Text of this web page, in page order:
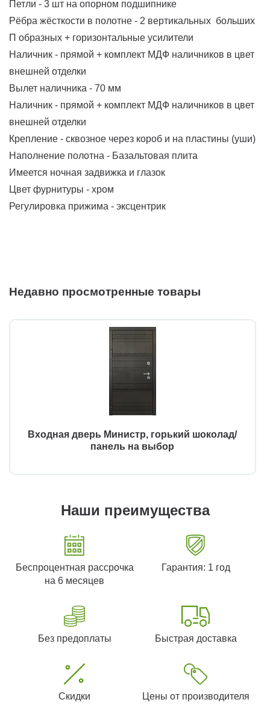
Петли - 3 шт на опорном подшипнике
Рёбра жёсткости в полотне - 2 вертикальных больших
П образных + горизонтальные усилители
Наличник - прямой + комплект МДФ наличников в цвет
внешней отделки
Вылет наличника - 70 мм
Наличник - прямой + комплект МДФ наличников в цвет
внешней отделки
Крепление - сквозное через короб и на пластины (уши)
Наполнение полотна - Базальтовая плита
Имеется ночная задвижка и глазок
Цвет фурнитуры - хром
Регулировка прижима - эксцентрик
Недавно просмотренные товары
Входная дверь Министр, горький шоколад/
панель на выбор
Наши преимущества
Беспроцентная рассрочка
на 6 месяцев
Гарантия: 1 год
Без предоплаты Быстрая доставка
Скидки Цены от производителя